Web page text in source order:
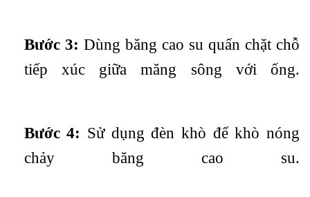
Bước 3: Dùng băng cao su quấn chặt chỗ
tiếp xúc giữa măng sông với ống.
Bước 4: Sử dụng đèn khò để khò nóng
chảy băng cao su.